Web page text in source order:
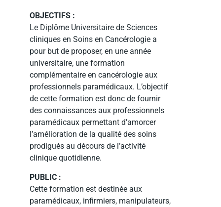
OBJECTIFS :
Le Diplôme Universitaire de Sciences
cliniques en Soins en Cancérologie a
pour but de proposer, en une année
universitaire, une formation
complémentaire en cancérologie aux
professionnels paramédicaux. L’objectif
de cette formation est donc de fournir
des connaissances aux professionnels
paramédicaux permettant d’amorcer
l’amélioration de la qualité des soins
prodigués au décours de l’activité
clinique quotidienne.
PUBLIC :
Cette formation est destinée aux
paramédicaux, infirmiers, manipulateurs,